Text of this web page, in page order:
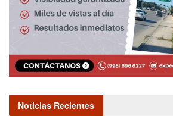
Noticias Recientes